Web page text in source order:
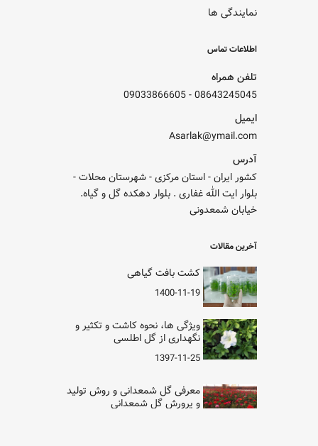
نمایندگی ها
اطلاعات تماس
تلفن همراه
08643245045
-
09033866605
ایمیل
Asarlak@ymail.com
آدرس
کشور ایران - استان مرکزی - شهرستان محلات -
بلوار ایت الله غفاری . بلوار دهکده گل و گیاه.
خیابان شمعدونی
آخرین مقالات
کشت بافت گیاهی
1400-11-19
ویژگی ها، نحوه کاشت و تکثیر و
نگهداری از گل اطلسی
1397-11-25
معرفی گل شمعدانی و روش تولید
و پرورش گل شمعدانی